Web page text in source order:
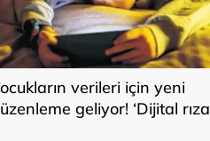
verileri için yeni
geliyor! ‘Dijital rıza